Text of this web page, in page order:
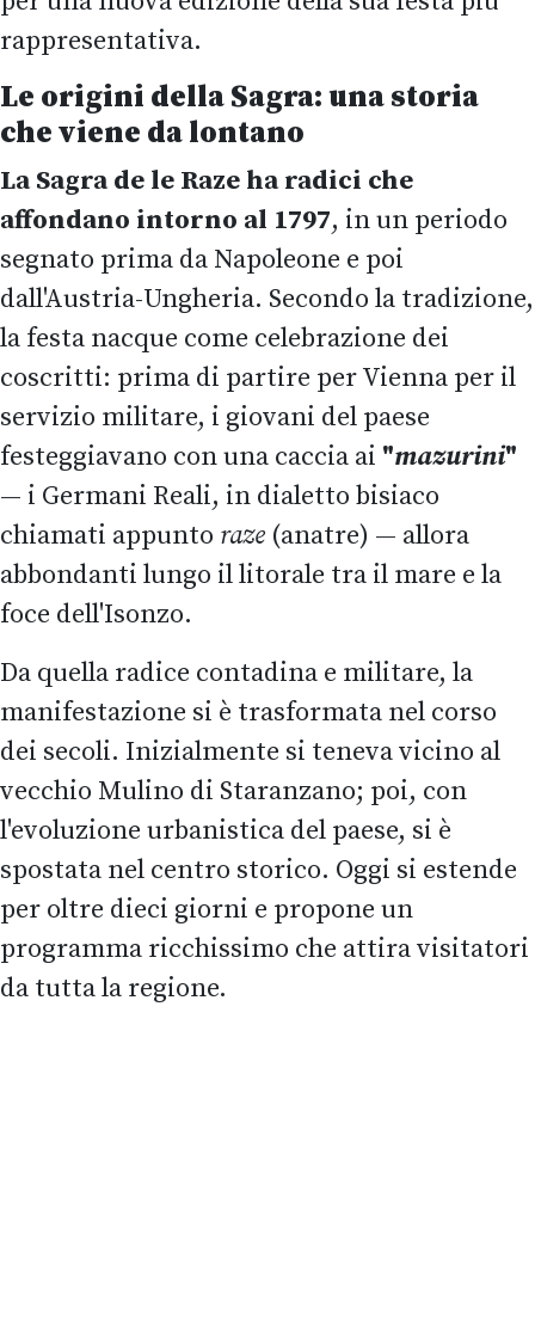
rappresentativa.
Le origini della Sagra: una storia
che viene da lontano
La Sagra de le Raze ha radici che
affondano intorno al 1797, in un periodo
segnato prima da Napoleone e poi
dall'Austria-Ungheria. Secondo la tradizione,
la festa nacque come celebrazione dei
coscritti: prima di partire per Vienna per il
servizio militare, i giovani del paese
festeggiavano con una caccia ai "mazurini"
— i Germani Reali, in dialetto bisiaco
chiamati appunto raze (anatre) — allora
abbondanti lungo il litorale tra il mare e la
foce dell'Isonzo.
Da quella radice contadina e militare, la
manifestazione si è trasformata nel corso
dei secoli. Inizialmente si teneva vicino al
vecchio Mulino di Staranzano; poi, con
l'evoluzione urbanistica del paese, si è
spostata nel centro storico. Oggi si estende
per oltre dieci giorni e propone un
programma ricchissimo che attira visitatori
da tutta la regione.